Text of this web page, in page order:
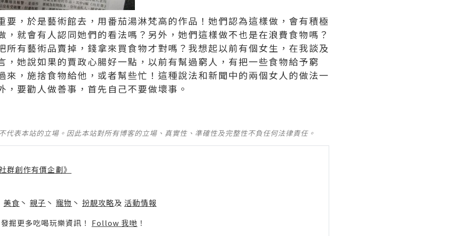
要，於是藝術館去，用番茄湯淋梵高的作品！她們認為這樣做，會有積極
，就會有人認同她們的看法嗎？另外，她們這樣做不也是在浪費食物嗎？
所有藝術品賣掉，錢拿來買食物才對嗎？我想起以前有個女生，在我談及
，她說如果的賈政心腸好一點，以前有幫過窮人，有把一些食物給予窮
來，施捨食物給他，或者幫些忙！這種說法和新聞中的兩個女人的做法一
，要勸人做善事，首先自己不要做壞事。
代表本站的立場。因此本站對所有博客的立場、真實性、準確性及完整性不負任何法律責任。
群創作有價企劃》
美食 丶 親子 丶 寵物 丶 扮靚攻略及 活動情報
掘更多吃喝玩樂資訊！ Follow 我哋 ！